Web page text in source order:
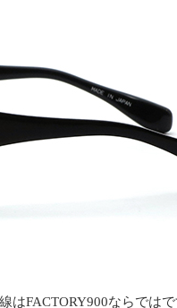
はFACTORY900ならでは